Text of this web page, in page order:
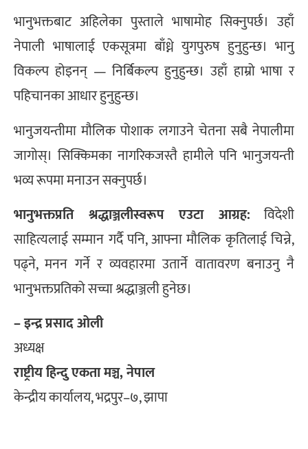
भानुभक्तबाट अहिलेका पुस्ताले भाषामोह सिक्नुपर्छ। उहाँ
नेपाली भाषालाई एकसूत्रमा बाँध्ने युगपुरुष हुनुहुन्छ। भानु
विकल्प होइनन् — निर्बिकल्प हुनुहुन्छ। उहाँ हाम्रो भाषा र
पहिचानका आधार हुनुहुन्छ।
भानुजयन्तीमा मौलिक पोशाक लगाउने चेतना सबै नेपालीमा
जागोस्। सिक्किमका नागरिकजस्तै हामीले पनि भानुजयन्ती
भव्य रूपमा मनाउन सक्नुपर्छ।
भानुभक्तप्रति श्रद्धाञ्जलीस्वरूप एउटा आग्रह: विदेशी
साहित्यलाई सम्मान गर्दै पनि, आफ्ना मौलिक कृतिलाई चिन्ने,
पढ्ने, मनन गर्ने र व्यवहारमा उतार्ने वातावरण बनाउनु नै
भानुभक्तप्रतिको सच्चा श्रद्धाञ्जली हुनेछ।
– इन्द्र प्रसाद ओली
अध्यक्ष
राष्ट्रीय हिन्दु एकता मञ्च, नेपाल
केन्द्रीय कार्यालय, भद्रपुर–७, झापा